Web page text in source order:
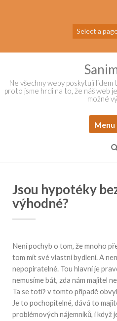
Ne všechny weby poskytují lidem
proto jsme hrdi na to, že náš web
možné
Menu
Jsou hypotéky
výhodné?
Není pochyb o tom, že mnoho
tom mít své vlastní bydlení. A
nepopiratelné. Tou hlavní je
nemusíme bát, zda nám majitel
Ta se totiž v tomto případě
Je to pochopitelné, dává to
problémových nájemníků, i když